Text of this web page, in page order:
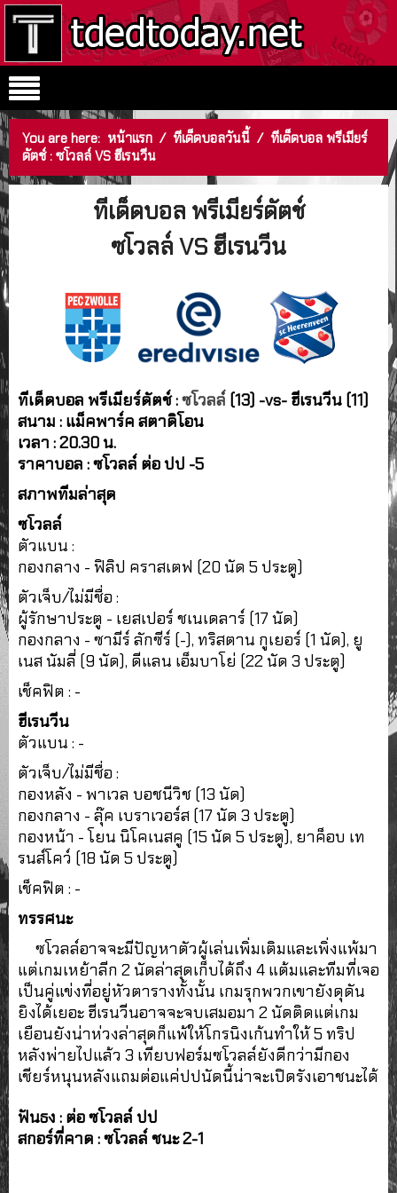
You are here: หน้าแรก / ทีเด็ดบอลวันนี้ / ทีเด็ดบอล พรีเมียร์
ดัตช์ : ซโวลล์ VS ฮีเรนวีน
ทีเด็ดบอล พรีเมียร์ดัตช์
ซโวลล์ VS ฮีเรนวีน
ทีเด็ดบอล พรีเมียร์ดัตช์ :ซโวลล์ (13) -vs- ฮีเรนวีน (11)
สนาม : แม็คพาร์ค สตาดิโอน
เวลา : 20.30 น.
ราคาบอล : ซโวลล์ ต่อ ปป -5
สภาพทีมล่าสุด
ซโวลล์
ตัวแบน :
กองกลาง - ฟิลิป คราสเตฟ (20 นัด 5 ประตู)
ตัวเจ็บ/ไม่มีชื่อ :
ผู้รักษาประตู - เยสเปอร์ ชเนเดลาร์ (17 นัด)
กองกลาง - ซามีร์ ลักซีร์ (-), ทริสตาน กูเยอร์ (1 นัด), ยู
เนส นัมลี่ (9 นัด), ดีแลน เอ็มบาโย่ (22 นัด 3 ประตู)
เช็คฟิต : -
ฮีเรนวีน
ตัวแบน : -
ตัวเจ็บ/ไม่มีชื่อ :
กองหลัง - พาเวล บอชนีวิช (13 นัด)
กองกลาง - ลุ๊ค เบราเวอร์ส (17 นัด 3 ประตู)
กองหน้า - โยน นิโคเนสคู (15 นัด 5 ประตู), ยาค็อบ เท
รนส์โคว์ (18 นัด 5 ประตู)
เช็คฟิต : -
ทรรศนะ
ซโวลล์อาจจะมีปัญหาตัวผู้เล่นเพิ่มเติมและเพิ่งแพ้มา
แต่เกมเหย้าลีก 2 นัดล่าสุดเก็บได้ถึง 4 แต้มและทีมที่เจอ
เป็นคู่แข่งที่อยู่หัวตารางทั้งนั้น เกมรุกพวกเขายังดุดัน
ยิงได้เยอะ ฮีเรนวีนอาจจะจบเสมอมา 2 นัดติดแต่เกม
เยือนยังน่าห่วงล่าสุดก็แพ้ให้โกรนิงเก้นทำให้ 5 ทริป
หลังพ่ายไปแล้ว 3 เทียบฟอร์มซโวลล์ยังดีกว่ามีกอง
เชียร์หนุนหลังแถมต่อแค่ปปนัดนี้น่าจะเปิดรังเอาชนะได้
ฟันธง : ต่อ ซโวลล์ ปป
สกอร์ที่คาด : ซโวลล์ ชนะ 2-1